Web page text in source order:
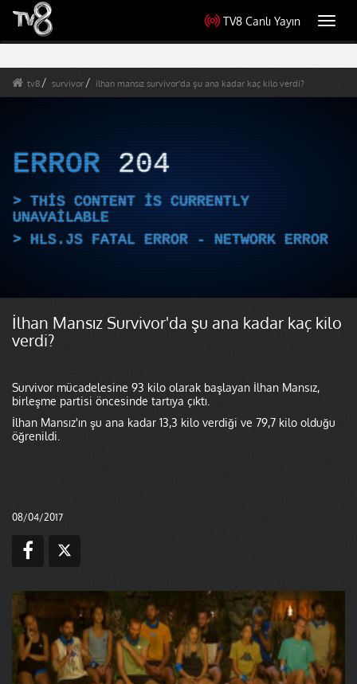
TV8 Canlı Yayın
tv8 survivor ilhan mansız survivor'da şu ana kadar kaç kilo verdi?
ERROR 204
THIS CONTENT IS CURRENTLY
UNAVAILABLE
HLS.JS FATAL ERROR - NETWORK ERROR
İlhan Mansız Survivor'da şu ana kadar kaç kilo
verdi?
Survivor mücadelesine 93 kilo olarak başlayan İlhan Mansız,
birleşme partisi öncesinde tartıya çıktı.
İlhan Mansız'ın şu ana kadar 13,3 kilo verdiği ve 79,7 kilo olduğu
öğrenildi.
08/04/2017